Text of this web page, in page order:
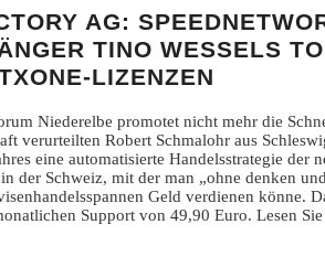
AG:
TINO WESSELS
LIZENZEN
Niederelbe promotet nicht mehr die
verurteilten Robert Schmalohr aus
eine automatisierte Handelsstrategie der
der Schweiz, mit der man „ohne denken
Geld verdienen könne.
Support von 49,90 Euro. Lesen